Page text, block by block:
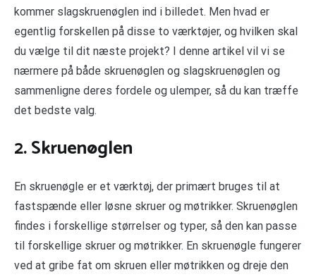
kommer slagskruenøglen ind i billedet. Men hvad er
egentlig forskellen på disse to værktøjer, og hvilken skal
du vælge til dit næste projekt? I denne artikel vil vi se
nærmere på både skruenøglen og slagskruenøglen og
sammenligne deres fordele og ulemper, så du kan træffe
det bedste valg.
2. Skruenøglen
En skruenøgle er et værktøj, der primært bruges til at
fastspænde eller løsne skruer og møtrikker. Skruenøglen
findes i forskellige størrelser og typer, så den kan passe
til forskellige skruer og møtrikker. En skruenøgle fungerer
ved at gribe fat om skruen eller møtrikken og dreje den